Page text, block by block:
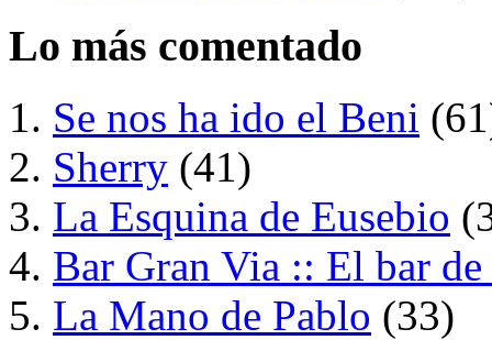
Lo más comentado
Se nos ha ido el Beni
Sherry (41)
La Esquina de Eusebio
Bar Gran Via :: El bar
La Mano de Pablo (33)